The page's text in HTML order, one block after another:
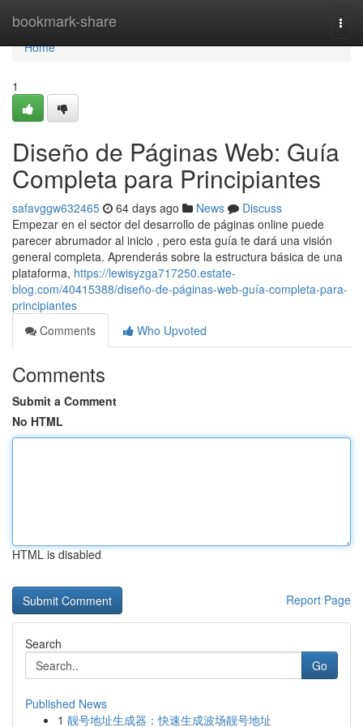
bookmark-share
Home
Home
1
Diseño de Páginas Web: Guía
Completa para Principiantes
safavggw632465 64 days ago News
Discuss
Empezar en el sector del desarrollo de páginas online puede
parecer abrumador al inicio , pero esta guía te dará una visión
general completa. Aprenderás sobre la estructura básica de una
plataforma, https://lewisyzga717250.estate-
blog.com/40415388/diseño-de-páginas-web-guía-completa-para-
principiantes
Comments
Who Upvoted
Comments
Submit a Comment
No HTML
HTML is disabled
Report Page
Search
Go
Published News
1 靓号地址生成器：快速生成波场靓号地址